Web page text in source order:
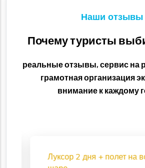
Наши отзывы
Почему туристы
реальные отзывы, сервис на
грамотная организация
внимание к каждому
Луксор 2 дня + полет на